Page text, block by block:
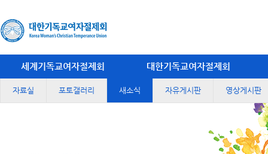
세계기독교여자절제회 대한기독교여자절제회
자료실 포토갤러리 새소식 자유게시판 영상게시판